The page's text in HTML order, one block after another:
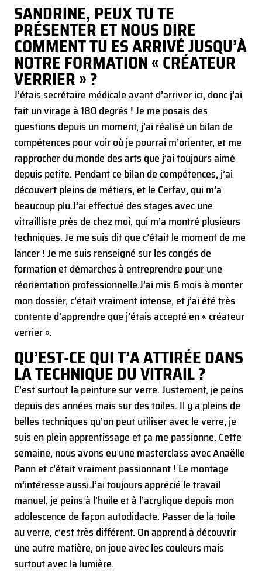
SANDRINE, PEUX TU TE
PRÉSENTER ET NOUS DIRE
COMMENT TU ES ARRIVÉ JUSQU’À
NOTRE FORMATION « CRÉATEUR
VERRIER » ?
J’étais secrétaire médicale avant d’arriver ici, donc j’ai
fait un virage à 180 degrés ! Je me posais des
questions depuis un moment, j’ai réalisé un bilan de
compétences pour voir où je pourrai m’orienter, et me
rapprocher du monde des arts que j’ai toujours aimé
depuis petite. Pendant ce bilan de compétences, j’ai
découvert pleins de métiers, et le Cerfav, qui m’a
beaucoup plu.J’ai effectué des stages avec une
vitrailliste près de chez moi, qui m’a montré plusieurs
techniques. Je me suis dit que c’était le moment de me
lancer ! Je me suis renseigné sur les congés de
formation et démarches à entreprendre pour une
réorientation professionnelle.J’ai mis 6 mois à monter
mon dossier, c’était vraiment intense, et j’ai été très
contente d’apprendre que j’étais accepté en « créateur
verrier ».
QU’EST-CE QUI T’A ATTIRÉE DANS
LA TECHNIQUE DU VITRAIL ?
C’est surtout la peinture sur verre. Justement, je peins
depuis des années mais sur des toiles. Il y a pleins de
belles techniques qu’on peut utiliser avec le verre, je
suis en plein apprentissage et ça me passionne. Cette
semaine, nous avons eu une masterclass avec Anaëlle
Pann et c’était vraiment passionnant ! Le montage
m’intéresse aussi.J’ai toujours apprécié le travail
manuel, je peins à l’huile et à l’acrylique depuis mon
adolescence de façon autodidacte. Passer de la toile
au verre, c’est très différent. On apprend à découvrir
une autre matière, on joue avec les couleurs mais
surtout avec la lumière.